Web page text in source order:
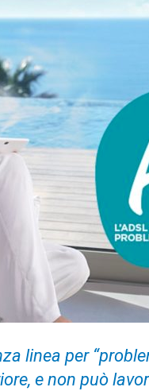
linea per
e non può